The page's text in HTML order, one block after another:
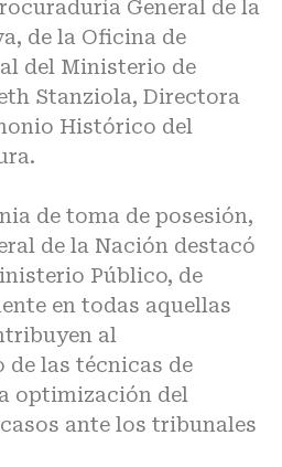
General de la
de la Oficina de
del Ministerio de
Stanziola, Directora
Histórico del
de toma de posesión,
de la Nación destacó
Público, de
en todas aquellas
al
las técnicas de
optimización del
ante los tribunales